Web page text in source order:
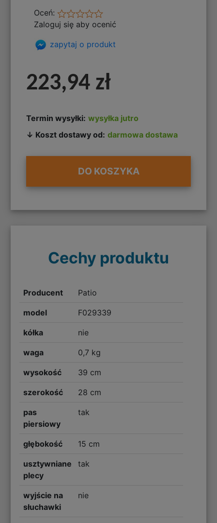
Oceń:
Zaloguj się aby ocenić
zapytaj o produkt
223,94 zł
Termin wysyłki: wysyłka jutro
↓ Koszt dostawy od: darmowa dostawa
DO KOSZYKA
Cechy produktu
Producent Patio
model F029339
kółka nie
waga 0,7 kg
wysokość 39 cm
szerokość 28 cm
pas
piersiowy
tak
głębokość 15 cm
usztywniane
plecy
tak
wyjście na
słuchawki
nie